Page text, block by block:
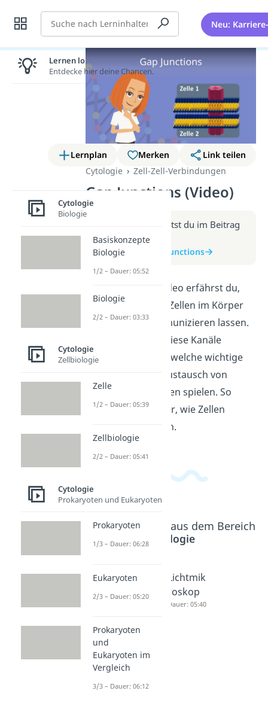
Suche Neu:
Lernplan Merken
Link teilen
Cytologie
Zell-Zell-Verbindungen
Gap Junctions (Video)
Weitere Infos erhältst du im Beitrag
zum Video
zum Beitrag: Gap Junctions
In diesem Erklärvideo erfährst du,
wie Gap Junctions Zellen im Körper
miteinander kommunizieren lassen.
Wir erklären, wie diese Kanäle
funktionieren und welche wichtige
Rolle sie für den Austausch von
Signalen und Stoffen spielen. So
verstehst du besser, wie Zellen
zusammenarbeiten.
Beliebte Inhalte aus dem Bereich
Cytologie
Tight
Junction
Desmos
omen
Lichtmik
roskop
Dauer: 05:40
Lernen lohnt sich!
Entdecke hier deine Chancen.
Cytologie
Biologie
Basiskonzepte
Biologie
1/2 – Dauer: 05:52
Biologie
2/2 – Dauer: 03:33
Cytologie
Zellbiologie
Zelle
1/2 – Dauer: 05:39
Zellbiologie
2/2 – Dauer: 05:41
Cytologie
Prokaryoten und Eukaryoten
Prokaryoten
1/3 – Dauer: 06:28
Eukaryoten
2/3 – Dauer: 05:20
Prokaryoten
und
Eukaryoten im
Vergleich
3/3 – Dauer: 06:12